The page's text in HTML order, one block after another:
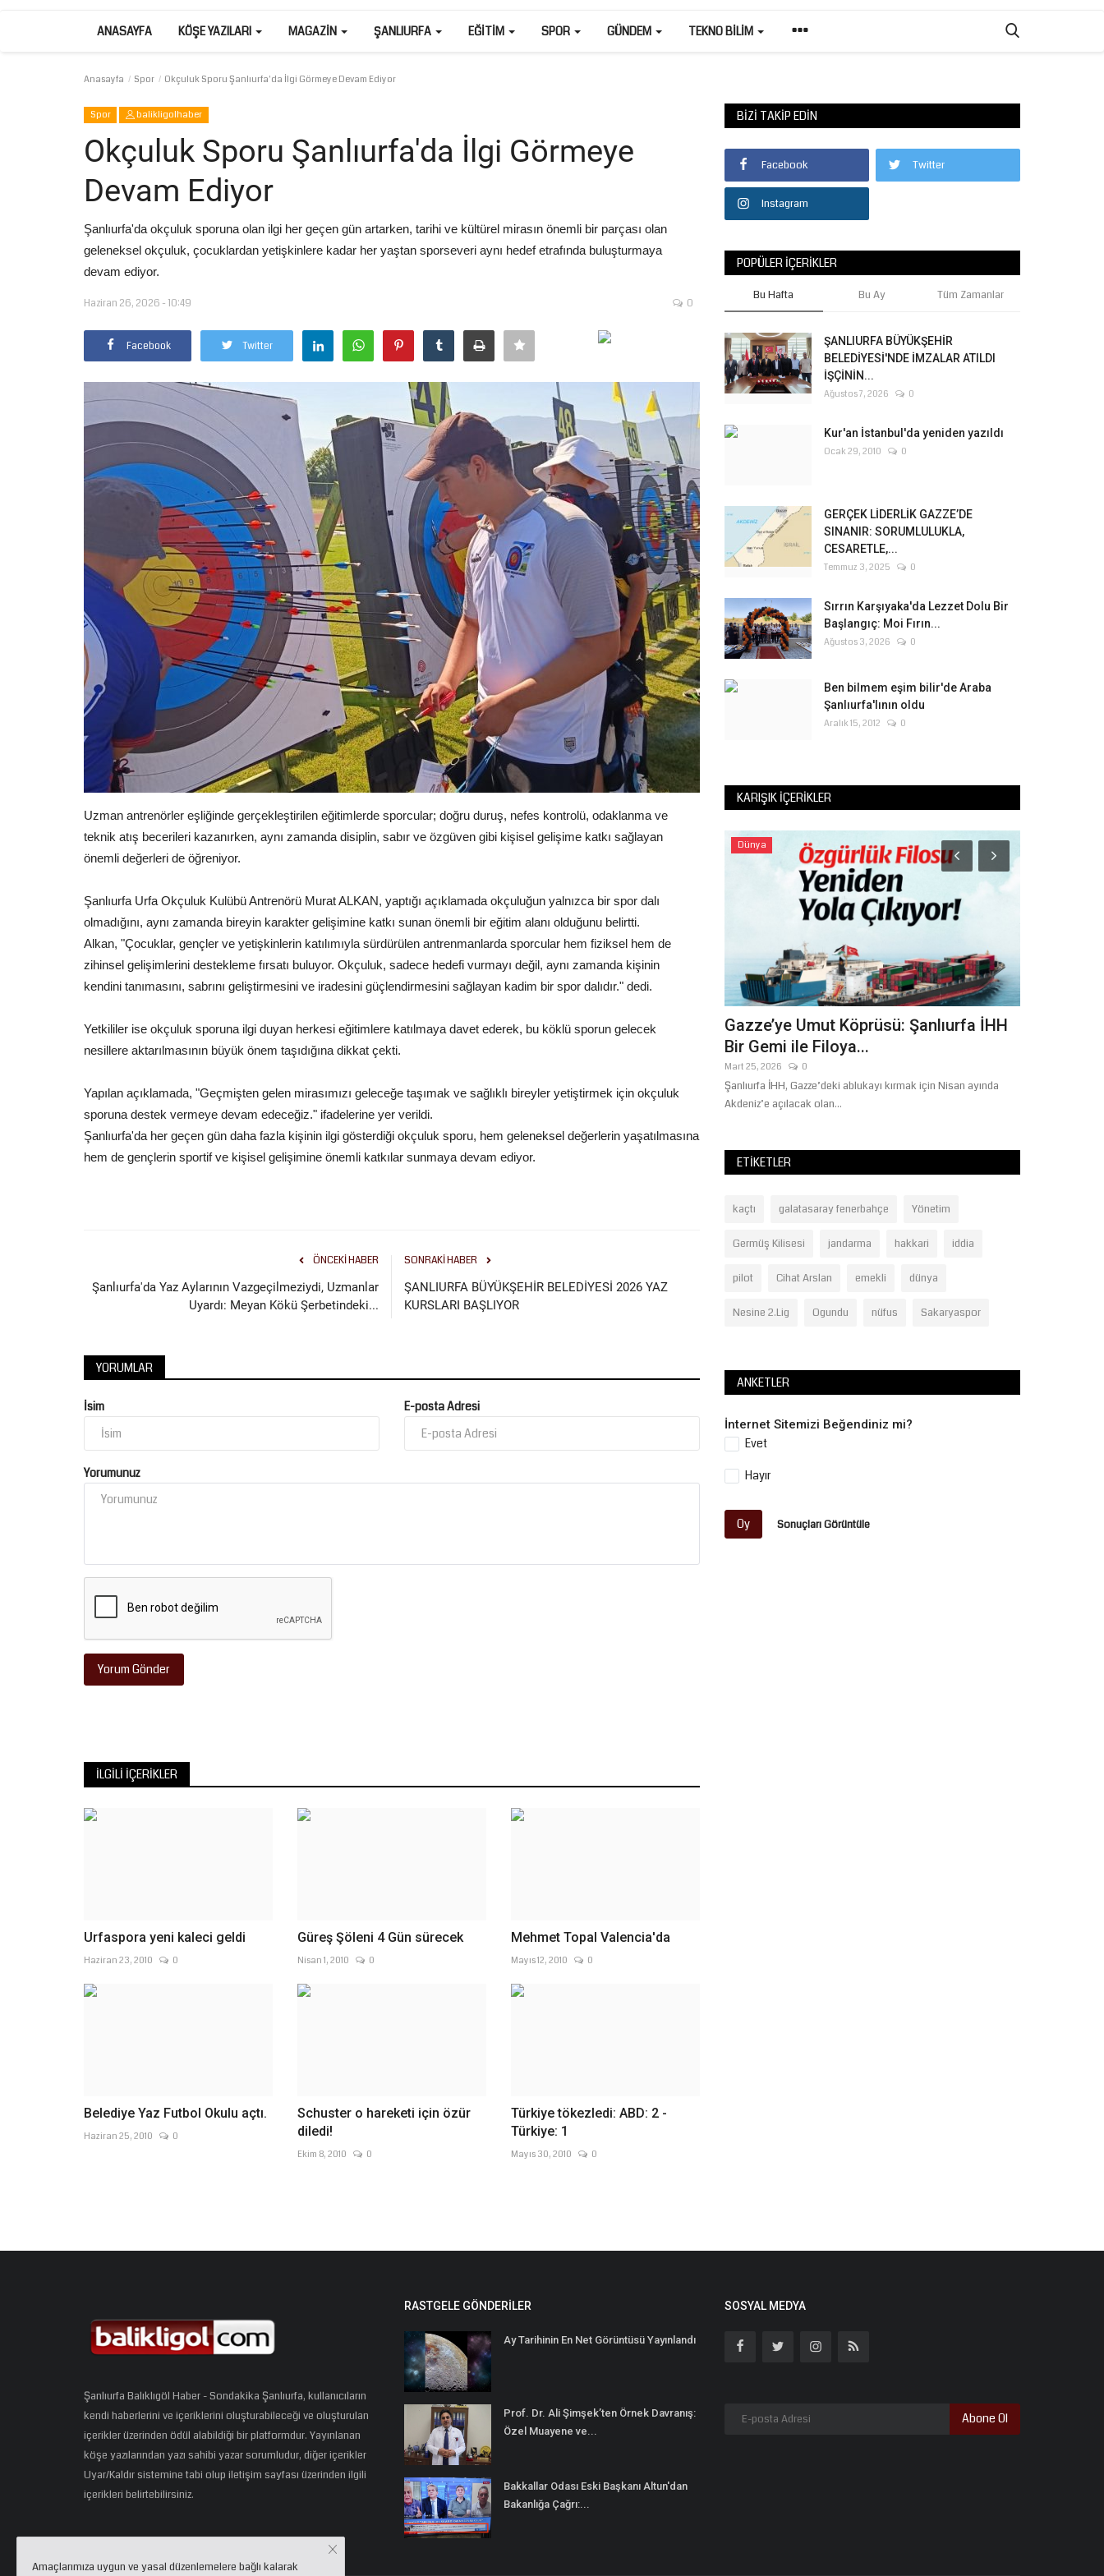
ANASAYFA KÖŞE YAZILARI MAGAZIN ŞANLIURFA EĞITIM SPOR GÜNDEM TEKNO BILIM
Anasayfa Spor Okçuluk Sporu Şanlıurfa'da İlgi Görmeye Devam Ediyor
Spor balikligolhaber
Okçuluk Sporu Şanlıurfa'da İlgi Görmeye
Devam Ediyor
Şanlıurfa'da okçuluk sporuna olan ilgi her geçen gün artarken, tarihi ve kültürel mirasın önemli bir parçası olan
geleneksel okçuluk, çocuklardan yetişkinlere kadar her yaştan sporseveri aynı hedef etrafında buluşturmaya
devam ediyor.
Haziran 26, 2026 - 10:49 0
Facebook Twitter
Uzman antrenörler eşliğinde gerçekleştirilen eğitimlerde sporcular; doğru duruş, nefes kontrolü, odaklanma ve
teknik atış becerileri kazanırken, aynı zamanda disiplin, sabır ve özgüven gibi kişisel gelişime katkı sağlayan
önemli değerleri de öğreniyor.
Şanlıurfa Urfa Okçuluk Kulübü Antrenörü Murat ALKAN, yaptığı açıklamada okçuluğun yalnızca bir spor dalı
olmadığını, aynı zamanda bireyin karakter gelişimine katkı sunan önemli bir eğitim alanı olduğunu belirtti.
Alkan, "Çocuklar, gençler ve yetişkinlerin katılımıyla sürdürülen antrenmanlarda sporcular hem fiziksel hem de
zihinsel gelişimlerini destekleme fırsatı buluyor. Okçuluk, sadece hedefi vurmayı değil, aynı zamanda kişinin
kendini tanımasını, sabrını geliştirmesini ve iradesini güçlendirmesini sağlayan kadim bir spor dalıdır." dedi.
Yetkililer ise okçuluk sporuna ilgi duyan herkesi eğitimlere katılmaya davet ederek, bu köklü sporun gelecek
nesillere aktarılmasının büyük önem taşıdığına dikkat çekti.
Yapılan açıklamada, "Geçmişten gelen mirasımızı geleceğe taşımak ve sağlıklı bireyler yetiştirmek için okçuluk
sporuna destek vermeye devam edeceğiz." ifadelerine yer verildi.
Şanlıurfa'da her geçen gün daha fazla kişinin ilgi gösterdiği okçuluk sporu, hem geleneksel değerlerin yaşatılmasına
hem de gençlerin sportif ve kişisel gelişimine önemli katkılar sunmaya devam ediyor.
ÖNCEKI HABER
Şanlıurfa'da Yaz Aylarının Vazgeçilmeziydi, Uzmanlar
Uyardı: Meyan Kökü Şerbetindeki...
SONRAKI HABER
ŞANLIURFA BÜYÜKŞEHİR BELEDİYESİ 2026 YAZ
KURSLARI BAŞLIYOR
YORUMLAR
İsim E-posta Adresi
Yorumunuz
Yorum Gönder
İLGILI İÇERIKLER
Urfaspora yeni kaleci geldi
Haziran 23, 2010 0
Güreş Şöleni 4 Gün sürecek
Nisan 1, 2010 0
Mehmet Topal Valencia'da
Mayıs 12, 2010 0
Belediye Yaz Futbol Okulu açtı.
Haziran 25, 2010 0
Schuster o hareketi için özür
diledi!
Ekim 8, 2010 0
Türkiye tökezledi: ABD: 2 -
Türkiye: 1
Mayıs 30, 2010 0
BIZI TAKIP EDIN
Facebook Twitter
Instagram
POPÜLER İÇERIKLER
Bu Hafta Bu Ay Tüm Zamanlar
ŞANLIURFA BÜYÜKŞEHİR
BELEDİYESİ'NDE İMZALAR ATILDI
İŞÇİNİN...
Ağustos 7, 2026 0
Kur'an İstanbul'da yeniden yazıldı
Ocak 29, 2010 0
GERÇEK LİDERLİK GAZZE’DE
SINANIR: SORUMLULUKLA,
CESARETLE,...
Temmuz 3, 2025 0
Sırrın Karşıyaka'da Lezzet Dolu Bir
Başlangıç: Moi Fırın...
Ağustos 3, 2026 0
Ben bilmem eşim bilir'de Araba
Şanlıurfa'lının oldu
Aralık 15, 2012 0
KARIŞIK İÇERIKLER
Tekno Bilim
Şanlıurfa’nın Altın Çocukları
Ödüllendirildi: Teknoloji...
Türkiye ikincilikleri ve üçüncülükleriyle göğüs kabartan
Şanlıurfalı genç mucitler,...
Dünya
8 Ülkeden Ortak Kudüs Deklarasyonu:
İslam Dünyasından İsrail’e "Ramazan" Muhtırası: Türkiye, Suudi
Arabistan ve Pakistan’ın...
Dünya
Gazze’ye Umut Köprüsü: Şanlıurfa İHH
Bir Gemi ile Filoya...
Mart 25, 2026 0
Şanlıurfa İHH, Gazze’deki ablukayı kırmak için Nisan ayında
Akdeniz’e açılacak olan...
ETIKETLER
kaçtı galatasaray fenerbahçe Yönetim
Germüş Kilisesi jandarma hakkari iddia
pilot Cihat Arslan emekli dünya
Nesine 2.Lig Ogundu nüfus Sakaryaspor
ANKETLER
İnternet Sitemizi Beğendiniz mi?
Evet
Hayır
Oy Sonuçları Görüntüle
Şanlıurfa Balıklıgöl Haber - Sondakika Şanlıurfa, kullanıcıların
kendi haberlerini ve içeriklerini oluşturabileceği ve oluşturulan
içerikler üzerinden ödül alabildiği bir platformdur. Yayınlanan
köşe yazılarından yazı sahibi yazar sorumludur, diğer içerikler
Uyar/Kaldır sistemine tabi olup iletişim sayfası üzerinden ilgili
içerikleri belirtebilirsiniz.
RASTGELE GÖNDERILER
Ay Tarihinin En Net Görüntüsü Yayınlandı
Prof. Dr. Ali Şimşek’ten Örnek Davranış:
Özel Muayene ve...
Bakkallar Odası Eski Başkanı Altun'dan
Bakanlığa Çağrı:...
SOSYAL MEDYA
Abone Ol
Amaçlarımıza uygun ve yasal düzenlemelere bağlı kalarak